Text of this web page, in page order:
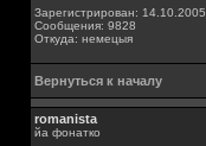
Зарегистрирован: 14.10.2005
Сообщения: 9828
Откуда: немецыя
Вернуться к началу
romanista
йа фонатко